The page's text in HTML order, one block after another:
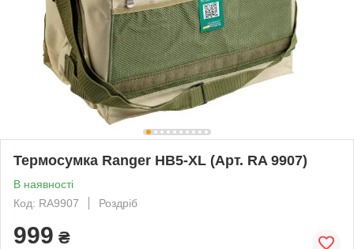
Термосумка Ranger HB5-XL (Арт. RA 9907)
В наявності
Код: RA9907
Роздріб
999 ₴